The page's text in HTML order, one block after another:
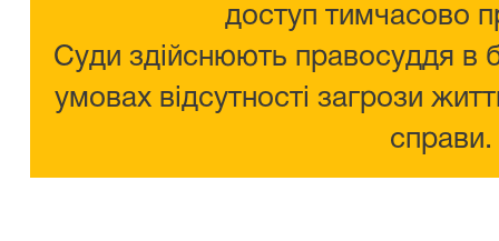
доступ тимчасово
Суди здійснюють правосуддя в
умовах відсутності загрози
справи.